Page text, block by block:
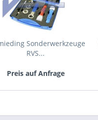
Sonderwerkzeuge
RVS...
Preis auf Anfrage